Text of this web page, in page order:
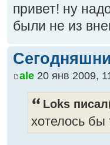
привет! ну
были не из
ale 20 янв 2009,
Loks
хотелось